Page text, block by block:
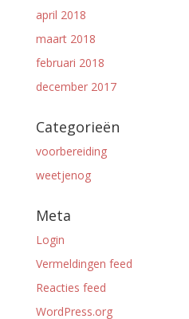
april 2018
maart 2018
februari 2018
december 2017
Categorieën
voorbereiding
weetjenog
Meta
Login
Vermeldingen feed
Reacties feed
WordPress.org